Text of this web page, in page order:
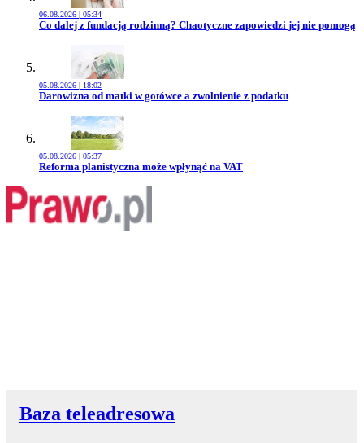
06.08.2026 | 05:34
Przejdź do artykułu:
Co dalej z fundacją rodzinną? Chaotyczne zapowiedzi jej nie pomogą
05.08.2026 | 18:02
Przejdź do artykułu:
Darowizna od matki w gotówce a zwolnienie z podatku
05.08.2026 | 05:37
Przejdź do artykułu:
Reforma planistyczna może wpłynąć na VAT
Baza teleadresowa